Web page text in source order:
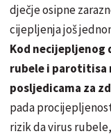
dječje osipne
cijepljenja još
Kod
rubele i parotitisa
posljedicama za
pada
rizik da virus